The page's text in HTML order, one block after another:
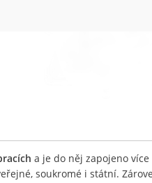
a je do něj zapojeno více
soukromé i státní.